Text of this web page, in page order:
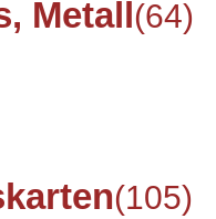
Metall(64)
(105)